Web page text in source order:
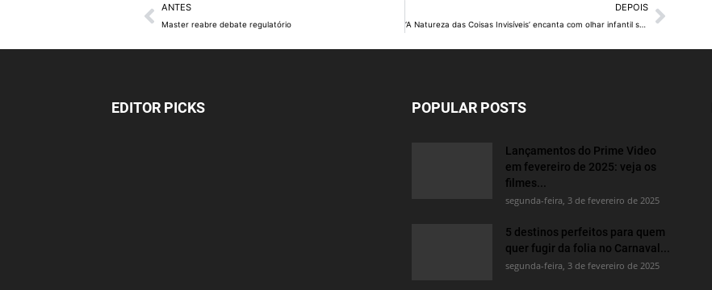
ANTES
Master reabre debate regulatório
DEPOIS
‘A Natureza das Coisas Invisíveis’ encanta com olhar infantil sobre o luto
EDITOR PICKS POPULAR POSTS
Lançamentos do Prime Video
em fevereiro de 2025: veja os
filmes...
segunda-feira, 3 de fevereiro de 2025
5 destinos perfeitos para quem
quer fugir da folia no Carnaval...
segunda-feira, 3 de fevereiro de 2025